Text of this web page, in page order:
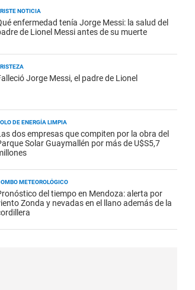
NOTICIA
enfermedad tenía Jorge Messi: la salud del
de Lionel Messi antes de su muerte
Jorge Messi, el padre de Lionel
DE ENERGÍA LIMPIA
dos empresas que compiten por la obra del
Solar Guaymallén por más de U$S5,7
METEOROLÓGICO
del tiempo en Mendoza: alerta por
Zonda y nevadas en el llano además de la